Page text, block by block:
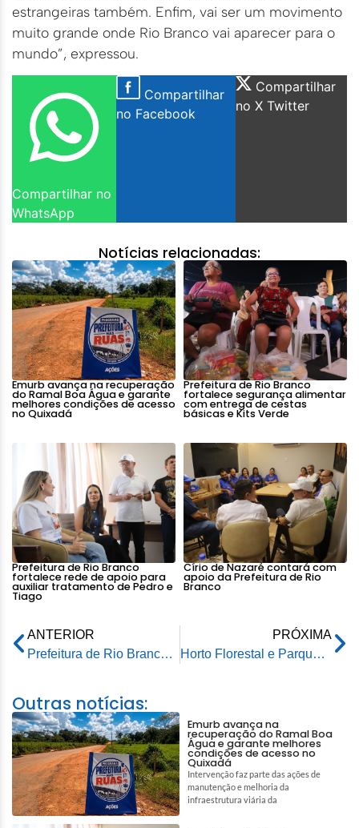
estrangeiras também. Enfim, vai ser um movimento
muito grande onde Rio Branco vai aparecer para o
mundo”, expressou.
Compartilhar no
WhatsApp
Compartilhar
no Facebook
Compartilhar
no X Twitter
Notícias relacionadas:
Emurb avança na recuperação
do Ramal Boa Água e garante
melhores condições de acesso
no Quixadá
Prefeitura de Rio Branco
fortalece segurança alimentar
com entrega de cestas
básicas e Kits Verde
Prefeitura de Rio Branco
fortalece rede de apoio para
auxiliar tratamento de Pedro e
Tiago
Círio de Nazaré contará com
apoio da Prefeitura de Rio
Branco
ANTERIOR
Prefeitura de Rio Branco avança em investimentos na infraestrutura viária da cidade
PRÓXIMA
Horto Florestal e Parque Chico Mendes vão abrir normalmente no feriadão
Outras notícias:
Emurb avança na
recuperação do Ramal Boa
Água e garante melhores
condições de acesso no
Quixadá
Intervenção faz parte das ações de
manutenção e melhoria da
infraestrutura viária da